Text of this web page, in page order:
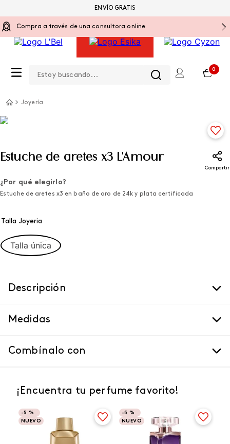
Compra a través de una consultora online
0
ENVÍO GRATIS
Joyería
Estuche de aretes x3 L'Amour
Compartir
¿Por qué elegirlo?
Estuche de aretes x3 en baño de oro de 24k y plata certificada
Talla Joyeria
Talla única
Descripción
Medidas
Combínalo con
¡Encuentra tu perfume favorito!
-5 %
NUEVO
-5 %
NUEVO